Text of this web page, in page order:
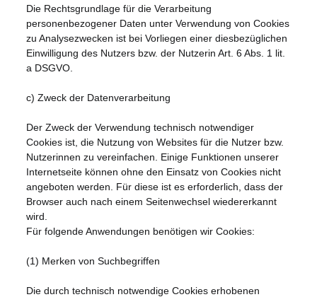
Die Rechtsgrundlage für die Verarbeitung
personenbezogener Daten unter Verwendung von Cookies
zu Analysezwecken ist bei Vorliegen einer diesbezüglichen
Einwilligung des Nutzers bzw. der Nutzerin Art. 6 Abs. 1 lit.
a DSGVO.
c) Zweck der Datenverarbeitung
Der Zweck der Verwendung technisch notwendiger
Cookies ist, die Nutzung von Websites für die Nutzer bzw.
Nutzerinnen zu vereinfachen. Einige Funktionen unserer
Internetseite können ohne den Einsatz von Cookies nicht
angeboten werden. Für diese ist es erforderlich, dass der
Browser auch nach einem Seitenwechsel wiedererkannt
wird.
Für folgende Anwendungen benötigen wir Cookies:
(1) Merken von Suchbegriffen
Die durch technisch notwendige Cookies erhobenen